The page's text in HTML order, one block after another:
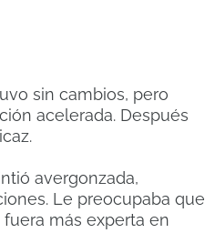
sin cambios, pero
acelerada. Después
avergonzada,
Le preocupaba que
más experta en